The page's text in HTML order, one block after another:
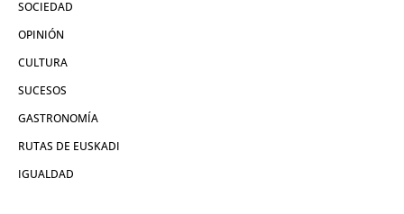
SOCIEDAD
OPINIÓN
CULTURA
SUCESOS
GASTRONOMÍA
RUTAS DE EUSKADI
IGUALDAD